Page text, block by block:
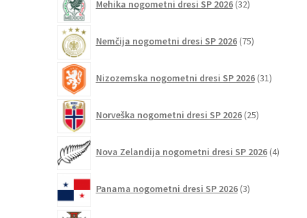
Mehika nogometni dresi SP 2026 32izdelkov
Nemčija nogometni dresi SP 2026 75izdelkov
Nizozemska nogometni dresi SP 2026 31izdelkov
Norveška nogometni dresi SP 2026 25izdelkov
Nova Zelandija nogometni dresi SP 2026 4izdelki
Panama nogometni dresi SP 2026 3izdelki